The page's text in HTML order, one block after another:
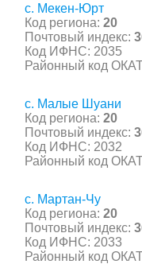
с. Мекен-Юрт
Код региона: 20
Почтовый индекс:
Код ИФНС: 2035
Районный код
с. Малые Шуани
Код региона: 20
Почтовый индекс:
Код ИФНС: 2032
Районный код
с. Мартан-Чу
Код региона: 20
Почтовый индекс:
Код ИФНС: 2033
Районный код